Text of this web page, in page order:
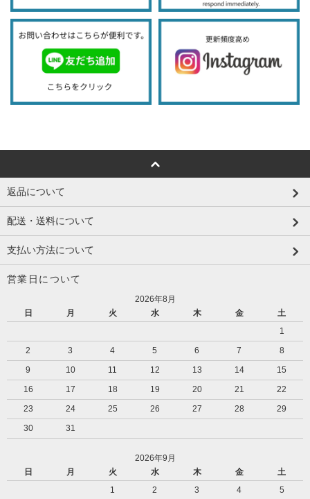
返品について
配送・送料について
支払い方法について
営業日について
2026年8月
日
月 火 水 木 金
土
1
2
3 4 5 6 7
8
9
10 11 12 13 14
15
16
17 18 19 20 21
22
23
24 25 26 27 28
29
30
31
2026年9月
日
月 火 水 木 金
土
1
2 3 4
5